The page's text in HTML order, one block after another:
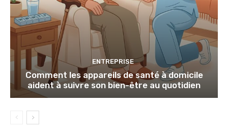
ENTREPRISE
Comment les appareils de santé à domicile
aident à suivre son bien-être au quotidien